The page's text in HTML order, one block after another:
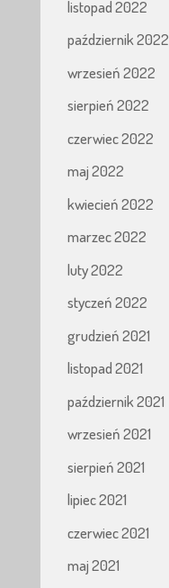
listopad 2022
październik 2022
wrzesień 2022
sierpień 2022
czerwiec 2022
maj 2022
kwiecień 2022
marzec 2022
luty 2022
styczeń 2022
grudzień 2021
listopad 2021
październik 2021
wrzesień 2021
sierpień 2021
lipiec 2021
czerwiec 2021
maj 2021